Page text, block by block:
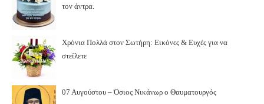
τον άντρα.
Χρόνια Πολλά στον Σωτήρη: Εικόνες & Ευχές για να
στείλετε
07 Αυγούστου – Όσιος Νικάνωρ ο Θαυματουργός